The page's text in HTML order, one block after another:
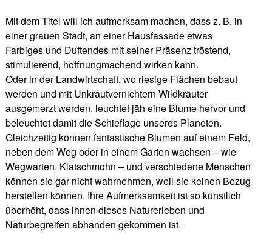
Mit dem Titel will ich aufmerksam machen, dass z. B. in
einer grauen Stadt, an einer Hausfassade etwas
Farbiges und Duftendes mit seiner Präsenz tröstend,
stimulierend, hoffnungmachend wirken kann.
Oder in der Landwirtschaft, wo riesige Flächen bebaut
werden und mit Unkrautvernichtern Wildkräuter
ausgemerzt werden, leuchtet jäh eine Blume hervor und
beleuchtet damit die Schieflage unseres Planeten.
Gleichzeitig können fantastische Blumen auf einem Feld,
neben dem Weg oder in einem Garten wachsen – wie
Wegwarten, Klatschmohn – und verschiedene Menschen
können sie gar nicht wahrnehmen, weil sie keinen Bezug
herstellen können. Ihre Aufmerksamkeit ist so künstlich
überhöht, dass ihnen dieses Naturerleben und
Naturbegreifen abhanden gekommen ist.